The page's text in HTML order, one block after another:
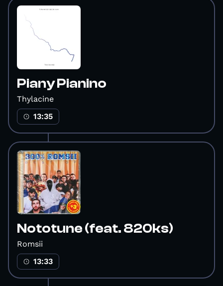
Piany Pianino
Thylacine
13:35
Nototune (feat. 820ks)
Romsii
13:33